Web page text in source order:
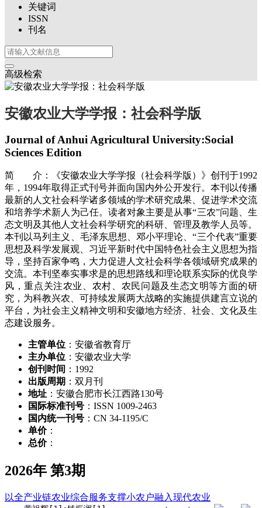
关键词
ISSN
刊名
高级检索
安徽农业大学学报：社会科学版
Journal of Anhui Agricultural University:Social
Sciences Edition
简 介：《安徽农业大学学报（社会科学版）》创刊于1992
年，1994年取得正式刊号并面向国内外公开发行。本刊以传播
最新的人文社会科学诸多领域的学术研究成果、促进学术交流
和培养学术新人为己任。读者对象主要是从事“三农”问题、生
态文明及其他人文社会科学研究的科研、管理及教学人员等。
本刊以马列主义、毛泽东思想、邓小平理论、“三个代表”重要
思想及科学发展观、习近平新时代中国特色社会主义思想为指
导，坚持百家争鸣，大力促进人文社会科学各领域研究成果的
交流。本刊坚奉实事求是的思想路线和理论联系实际的优良学
风，重点关注农业、农村、农民问题及生态文明等方面的研
究，为科教兴农、可持续发展两大战略的实施提供建言立说的
平台，为社会主义精神文明和安徽地方经济、社会、文化及生
态建设服务。
主管单位 ：安徽省教育厅
主办单位 ：安徽农业大学
创刊时间 ：1992
出版周期 ：双月刊
地址 ：安徽合肥市长江西路130号
国际标准刊号 ：ISSN 1009-2463
国内统一刊号 ：CN 34-1195/C
单价：
总价：
2026年 第3期
以全产业链农业综合服务支撑小农户融入现代农业